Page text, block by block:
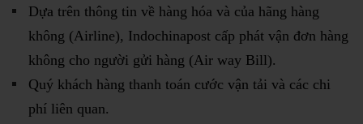
Dựa trên thông tin về hàng hóa và của hãng hàng
không (Airline), Indochinapost cấp phát vận đơn hàng
không cho người gửi hàng (Air way Bill).
Quý khách hàng thanh toán cước vận tải và các chi
phí liên quan.